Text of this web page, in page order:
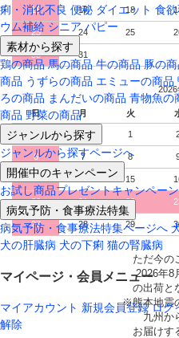
痢・消化不良 便秘 ダイエット 食
ウム補給 シニア パピー
素材から探す
鶏の商品 馬の商品 牛の商品 豚の
商品 うずらの商品 エミューの商品
ろの商品 まんだいの商品 青物魚の
商品 野菜の商品
ジャンルから探す
ジャンルから探すページへ
開催中のキャンペーン
お試し商品プレゼントキャンペーン
病気予防・食事療法特集
病気予防・食事療法特集ページへ
犬の肝臓病 犬の下痢 猫の腎臓病
マイページ・会員メニュー
マイアカウント 新規会員登録 ログ
解除
16 17 18
23 24 25
30 31
2026
日 月 火
1
6 7 8
13 14 15
20 21 22
27 28 29
ただ今の
2026年8
の出荷と
※熊本地震
九州か
お届けす